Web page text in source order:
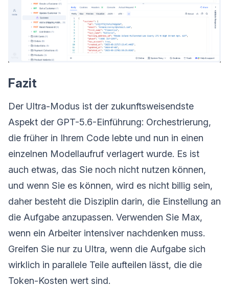
Fazit
Der Ultra-Modus ist der zukunftsweisendste
Aspekt der GPT-5.6-Einführung: Orchestrierung,
die früher in Ihrem Code lebte und nun in einen
einzelnen Modellaufruf verlagert wurde. Es ist
auch etwas, das Sie noch nicht nutzen können,
und wenn Sie es können, wird es nicht billig sein,
daher besteht die Disziplin darin, die Einstellung an
die Aufgabe anzupassen. Verwenden Sie Max,
wenn ein Arbeiter intensiver nachdenken muss.
Greifen Sie nur zu Ultra, wenn die Aufgabe sich
wirklich in parallele Teile aufteilen lässt, die die
Token-Kosten wert sind.